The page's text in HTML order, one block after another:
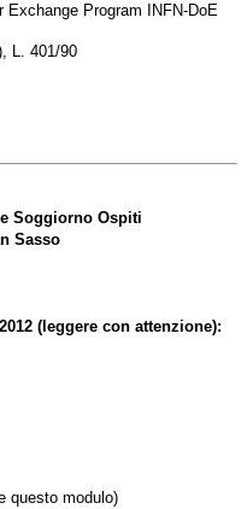
Exchange Program INFN-DoE
L. 401/90
Soggiorno Ospiti
Sasso
(leggere con attenzione):
questo modulo)